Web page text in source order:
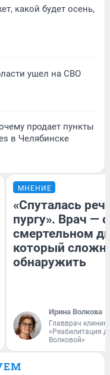
какой будет осень,
ушел на СВО
продает пункты
в Челябинске
МНЕНИЕ
«Спуталась
пургу». Врач — о
смертельном
который
обнаружить
Ирина Волкова
Главврач
«Реабилитация
Волковой»